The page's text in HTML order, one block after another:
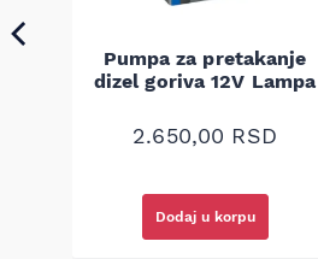
Pumpa za pretakanje
dizel goriva 12V Lampa
2.650,00 RSD
Dodaj u korpu